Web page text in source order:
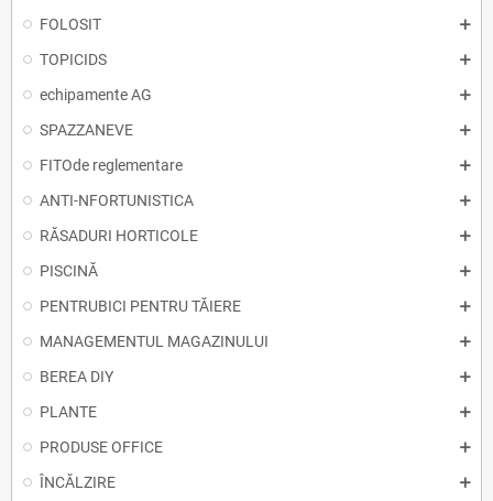
FOLOSIT
TOPICIDS
echipamente AG
SPAZZANEVE
FITOde reglementare
ANTI-NFORTUNISTICA
RĂSADURI HORTICOLE
PISCINĂ
PENTRUBICI PENTRU TĂIERE
MANAGEMENTUL MAGAZINULUI
BEREA DIY
PLANTE
PRODUSE OFFICE
ÎNCĂLZIRE